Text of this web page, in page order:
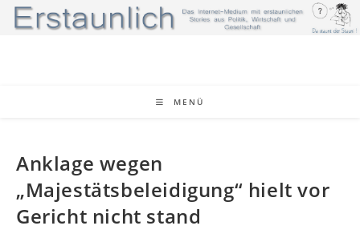
MENÜ
Anklage wegen
„Majestätsbeleidigung“ hielt vor
Gericht nicht stand